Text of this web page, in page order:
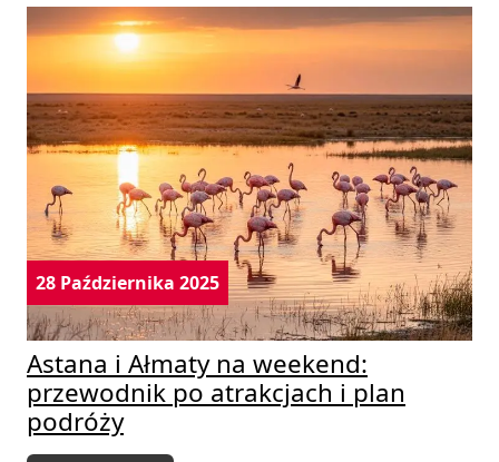
28 Października 2025
Astana i Ałmaty na weekend:
przewodnik po atrakcjach i plan
podróży